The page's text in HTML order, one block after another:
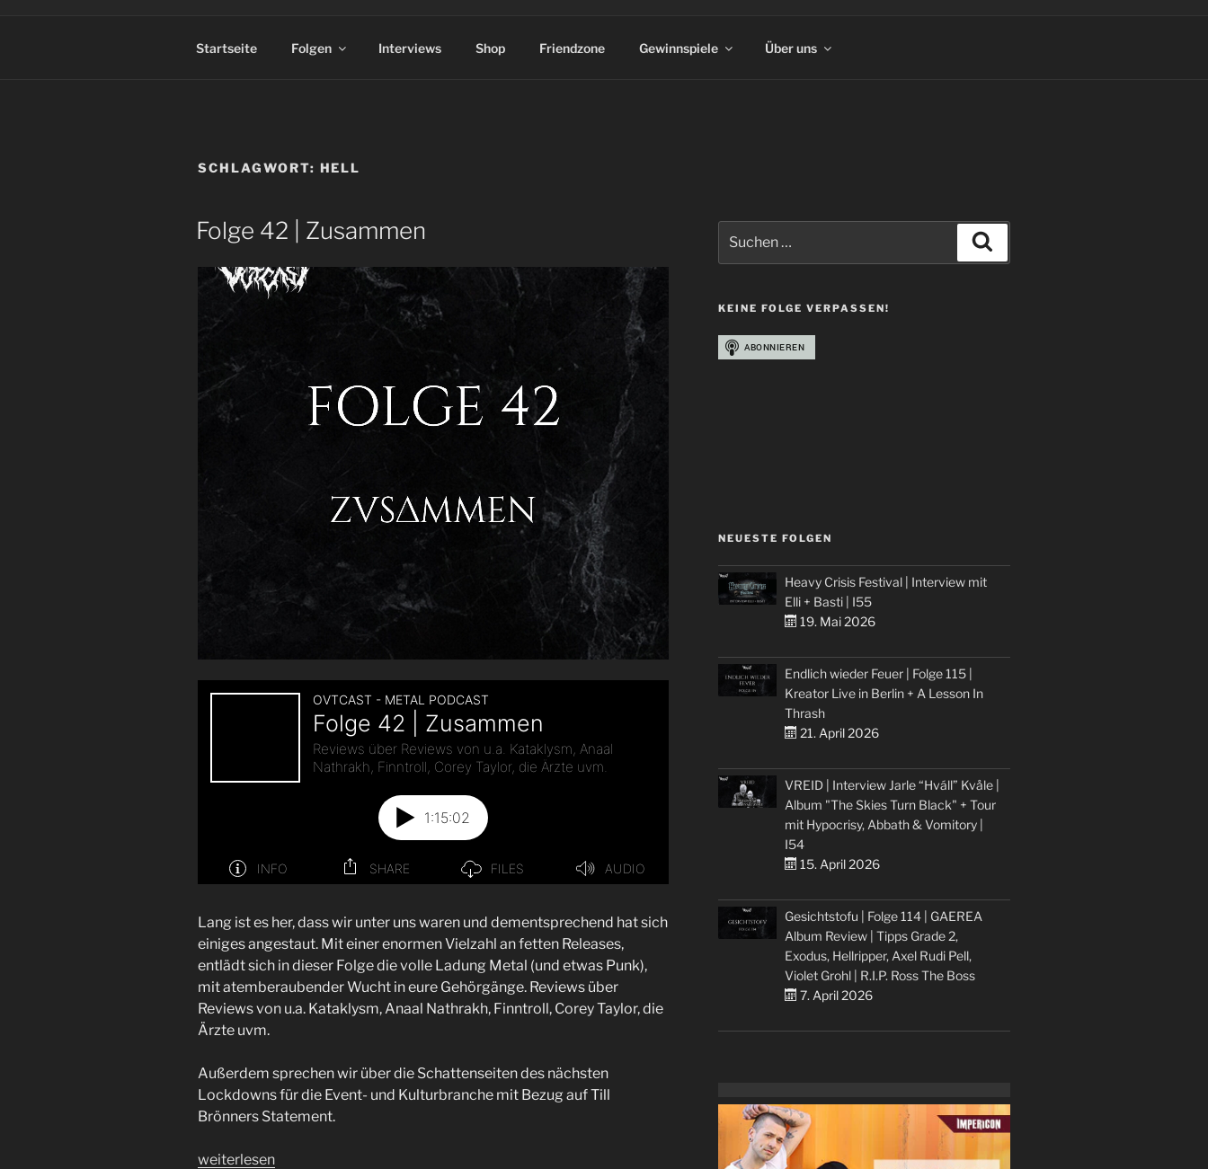
Startseite Folgen Interviews Shop Friendzone Gewinnspiele Über uns
SCHLAGWORT: HELL
Folge 42 | Zusammen
Lang ist es her, dass wir unter uns waren und dementsprechend hat sich
einiges angestaut. Mit einer enormen Vielzahl an fetten Releases,
entlädt sich in dieser Folge die volle Ladung Metal (und etwas Punk),
mit atemberaubender Wucht in eure Gehörgänge. Reviews über
Reviews von u.a. Kataklysm, Anaal Nathrakh, Finntroll, Corey Taylor, die
Ärzte uvm.
Außerdem sprechen wir über die Schattenseiten des nächsten
Lockdowns für die Event- und Kulturbranche mit Bezug auf Till
Brönners Statement.
„Folge
weiterlesen
nach:
KEINE FOLGE VERPASSEN!
NEUESTE FOLGEN
Heavy Crisis Festival | Interview mit
Elli + Basti | I55
19. Mai 2026
Endlich wieder Feuer | Folge 115 |
Kreator Live in Berlin + A Lesson In
Thrash
21. April 2026
VREID | Interview Jarle “Hváll” Kvåle |
Album "The Skies Turn Black" + Tour
mit Hypocrisy, Abbath & Vomitory |
I54
15. April 2026
Gesichtstofu | Folge 114 | GAEREA
Album Review | Tipps Grade 2,
Exodus, Hellripper, Axel Rudi Pell,
Violet Grohl | R.I.P. Ross The Boss
7. April 2026